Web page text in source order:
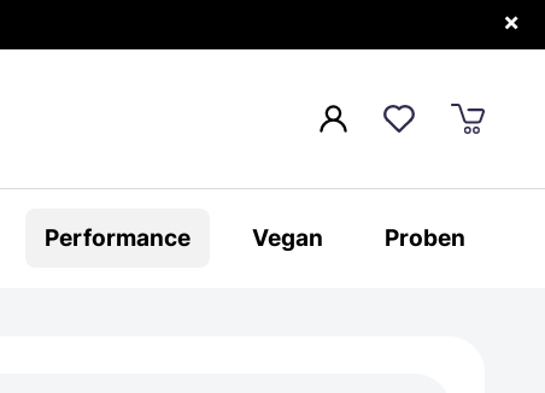
×
Performance Vegan Proben